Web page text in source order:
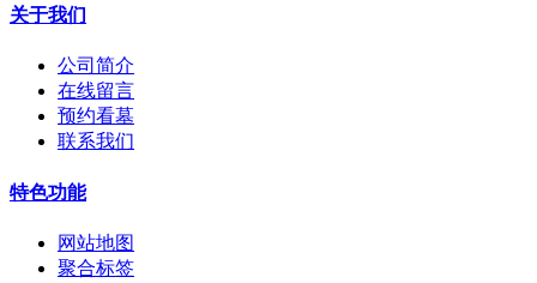
关于我们
公司简介
在线留言
预约看墓
联系我们
特色功能
网站地图
聚合标签